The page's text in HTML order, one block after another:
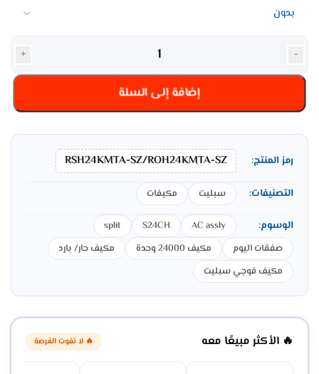
-
+
إضافة إلى السلة
رمز المنتج: RSH24KMTA-SZ/ROH24KMTA-SZ
التصنيفات: سبليت مكيفات
الوسوم: AC assly
S24CH
split
صفقات اليوم
مكيف 24000 وحدة
مكيف حار/ بارد
مكيف فوجي سبليت
🔥 الأكثر مبيعًا معه 🔥 لا تفوت الفرصة